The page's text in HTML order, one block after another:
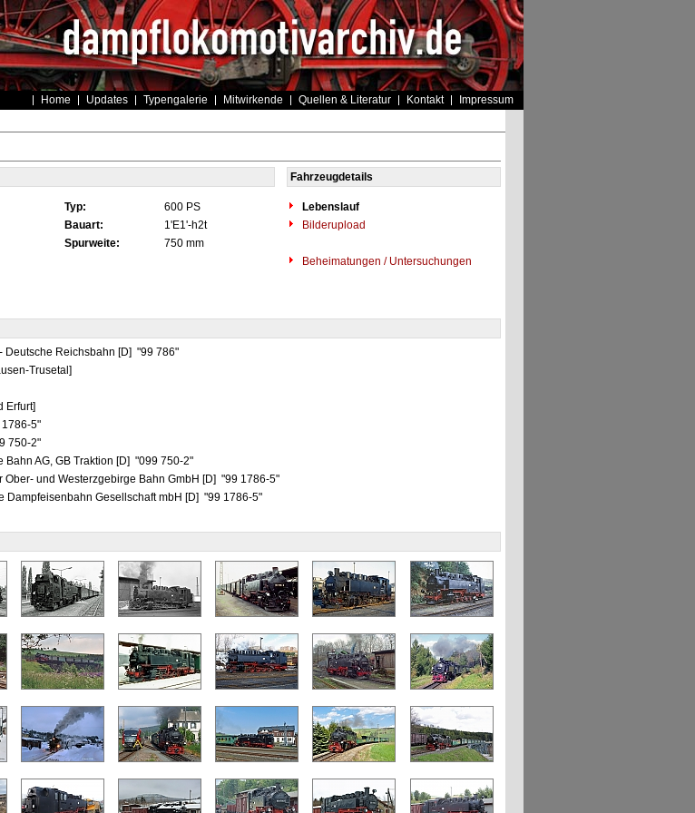
Home Updates Typengalerie Mitwirkende Quellen & Literatur Kontakt Impressum
Fahrzeugdetails
Typ: 600 PS
Lebenslauf
Bauart: 1'E1'-h2t
Bilderupload
Spurweite:
750 mm
Beheimatungen / Untersuchungen
Deutsche Reichsbahn [D] "99 786"
Trusetal]
Erfurt]
5"
750-2"
Bahn AG, GB Traktion [D] "099 750-2"
Ober- und Westerzgebirge Bahn GmbH [D] "99 1786-5"
Dampfeisenbahn Gesellschaft mbH [D] "99 1786-5"